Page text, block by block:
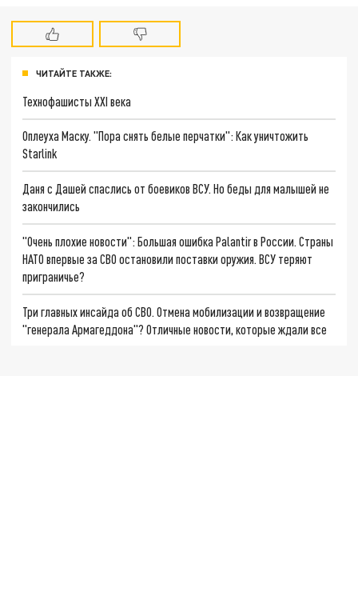
ЧИТАЙТЕ ТАКЖЕ:
Технофашисты XXI века
Оплеуха Маску. "Пора снять белые перчатки": Как уничтожить
Starlink
Даня с Дашей спаслись от боевиков ВСУ. Но беды для малышей не
закончились
"Очень плохие новости": Большая ошибка Palantir в России. Страны
НАТО впервые за СВО остановили поставки оружия. ВСУ теряют
приграничье?
Три главных инсайда об СВО. Отмена мобилизации и возвращение
"генерала Армагеддона"? Отличные новости, которые ждали все